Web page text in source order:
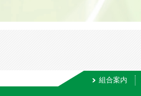
組合案内